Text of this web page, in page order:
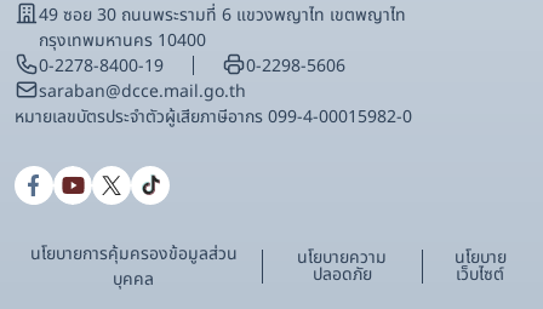
49 ซอย 30 ถนนพระรามที่ 6 แขวงพญาไท เขตพญาไท
กรุงเทพมหานคร 10400
0-2278-8400-19
0-2298-5606
saraban@dcce.mail.go.th
หมายเลขบัตรประจําตัวผู้เสียภาษีอากร 099-4-00015982-0
นโยบายการคุ้มครองข้อมูลส่วน
บุคคล
นโยบายความ
ปลอดภัย
นโยบาย
เว็บไซต์